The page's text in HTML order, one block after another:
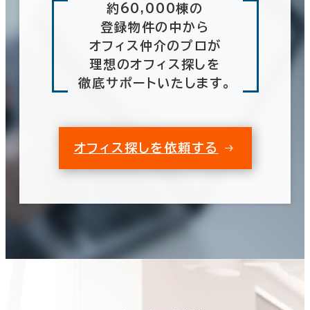
約60,000棟の
登録物件の中から
オフィス仲介のプロが
理想のオフィス探しを
徹底サポートいたします。
オフィス探しを依頼する